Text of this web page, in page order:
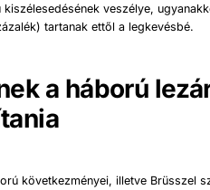
kiszélesedésének veszélye,
tartanak ettől a legkevésbé.
a háború
következményei, illetve Brüsszel